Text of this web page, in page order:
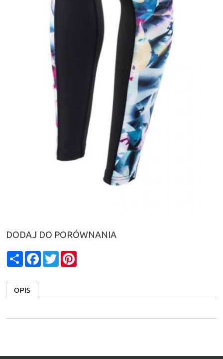
DODAJ DO PORÓWNANIA
ShareFacebook
Twitter
OPIS